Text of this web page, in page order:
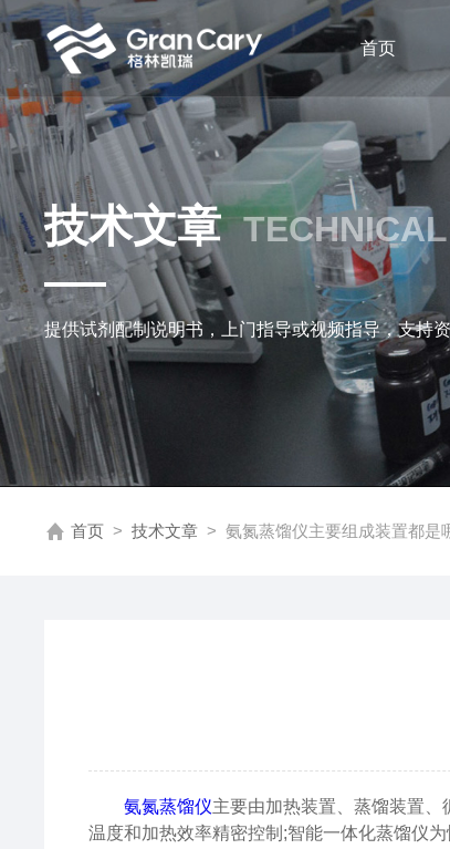
首页
技术文章
提供试剂配制说明书，上门指导或视频指导，支持
首页 > 技术文章 > 氨氮蒸馏仪主要组成装置都是
氨氮蒸馏仪主要由加热装置、蒸馏装置
温度和加热效率精密控制;智能一体化蒸馏仪